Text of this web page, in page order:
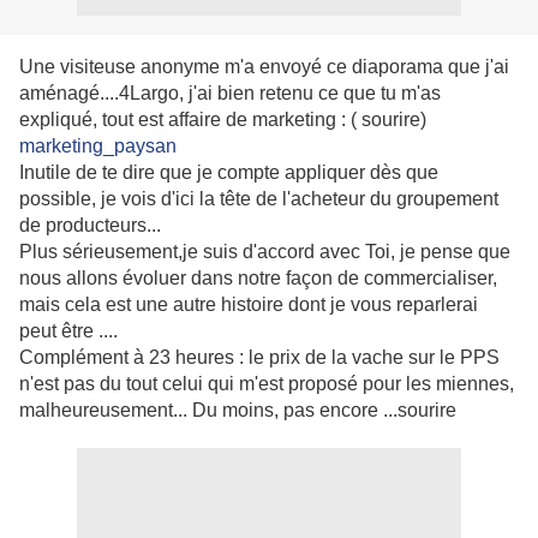
Une visiteuse anonyme m'a envoyé ce diaporama que j'ai
aménagé....4Largo, j'ai bien retenu ce que tu m'as
expliqué, tout est affaire de marketing : ( sourire)
marketing_paysan
Inutile de te dire que je compte appliquer dès que
possible, je vois d'ici la tête de l'acheteur du groupement
de producteurs...
Plus sérieusement,je suis d'accord avec Toi, je pense que
nous allons évoluer dans notre façon de commercialiser,
mais cela est une autre histoire dont je vous reparlerai
peut être ....
Complément à 23 heures : le prix de la vache sur le PPS
n'est pas du tout celui qui m'est proposé pour les miennes,
malheureusement... Du moins, pas encore ...sourire